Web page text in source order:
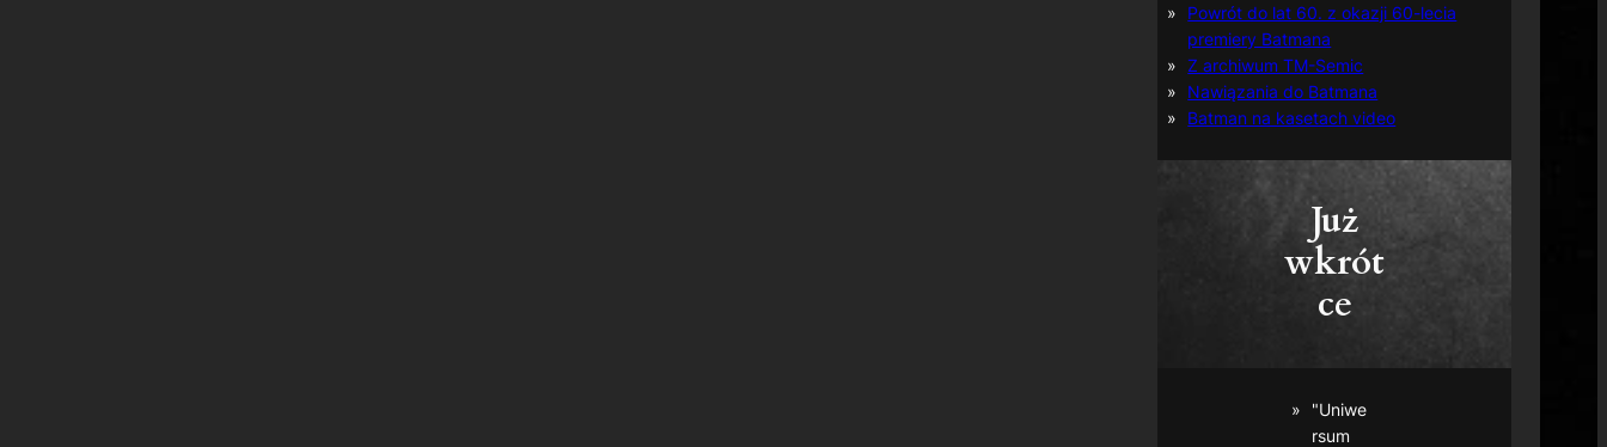
Powrót do lat 60. z okazji 60-lecia
premiery Batmana
Z archiwum TM-Semic
Nawiązania do Batmana
Batman na kasetach video
Już
wkrót
ce
"Uniwe
rsum